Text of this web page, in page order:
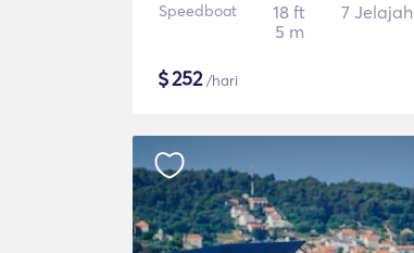
Speedboat
18 ft
5 m
7 Jelajah
$252/hari